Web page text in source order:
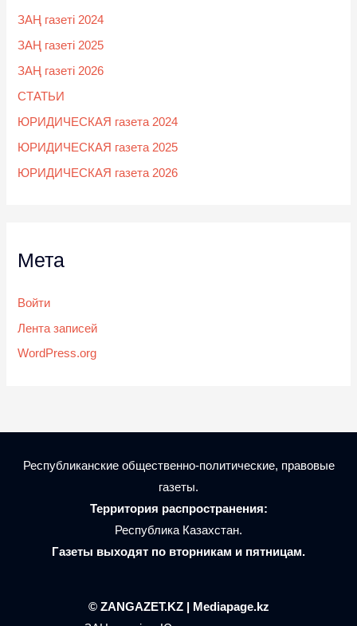
ЗАҢ газеті 2024
ЗАҢ газеті 2025
ЗАҢ газеті 2026
СТАТЬИ
ЮРИДИЧЕСКАЯ газета 2024
ЮРИДИЧЕСКАЯ газета 2025
ЮРИДИЧЕСКАЯ газета 2026
Мета
Войти
Лента записей
WordPress.org
Республиканские общественно-политические, правовые
газеты.
Территория распространения:
Республика Казахстан.
Газеты выходят по вторникам и пятницам.
© ZANGAZET.KZ | Mediapage.kz